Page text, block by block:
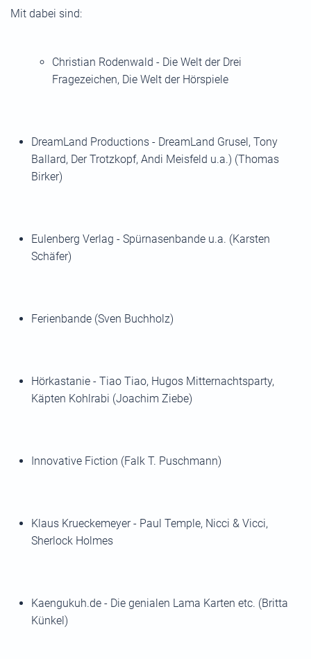
Mit dabei sind:
Christian Rodenwald - Die Welt der Drei
Fragezeichen, Die Welt der Hörspiele
DreamLand Productions - DreamLand Grusel, Tony
Ballard, Der Trotzkopf, Andi Meisfeld u.a.) (Thomas
Birker)
Eulenberg Verlag - Spürnasenbande u.a. (Karsten
Schäfer)
Ferienbande (Sven Buchholz)
Hörkastanie - Tiao Tiao, Hugos Mitternachtsparty,
Käpten Kohlrabi (Joachim Ziebe)
Innovative Fiction (Falk T. Puschmann)
Klaus Krueckemeyer - Paul Temple, Nicci & Vicci,
Sherlock Holmes
Kaengukuh.de - Die genialen Lama Karten etc. (Britta
Künkel)